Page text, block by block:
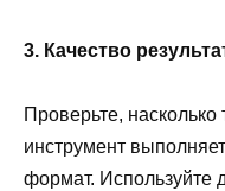
3. Качество
Проверьте, насколько
инструмент
формат. Используйте